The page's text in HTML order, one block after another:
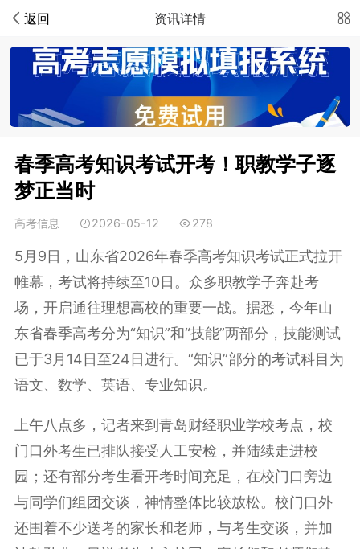
返回 资讯详情
春季高考知识考试开考！职教学子逐
梦正当时
高考信息 2026-05-12 278
5月9日，山东省2026年春季高考知识考试正式拉开
帷幕，考试将持续至10日。众多职教学子奔赴考
场，开启通往理想高校的重要一战。据悉，今年山
东省春季高考分为“知识”和“技能”两部分，技能测试
已于3月14日至24日进行。“知识”部分的考试科目为
语文、数学、英语、专业知识。
上午八点多，记者来到青岛财经职业学校考点，校
门口外考生已排队接受人工安检，并陆续走进校
园；还有部分考生看开考时间充足，在校门口旁边
与同学们组团交谈，神情整体比较放松。校门口外
还围着不少送考的家长和老师，与考生交谈，并加